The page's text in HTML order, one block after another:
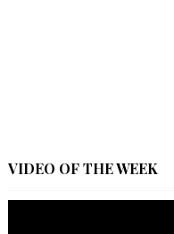
VIDEO OF THE WEEK